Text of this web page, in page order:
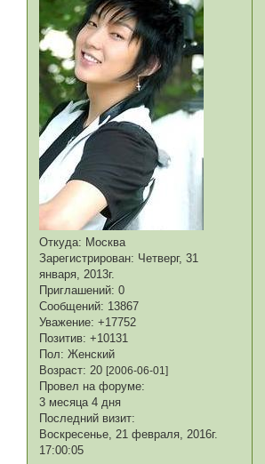
Откуда: Москва
Зарегистрирован: Четверг, 31
января, 2013г.
Приглашений: 0
Сообщений: 13867
Уважение: +17752
Позитив: +10131
Пол: Женский
Возраст: 20[2006-06-01]
Провел на форуме:
3 месяца 4 дня
Последний визит:
Воскресенье, 21 февраля, 2016г.
17:00:05